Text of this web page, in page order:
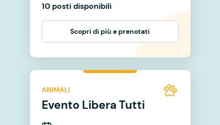
10 posti disponibili
Scopri di più e prenotati
ANIMALI
Evento Libera Tutti